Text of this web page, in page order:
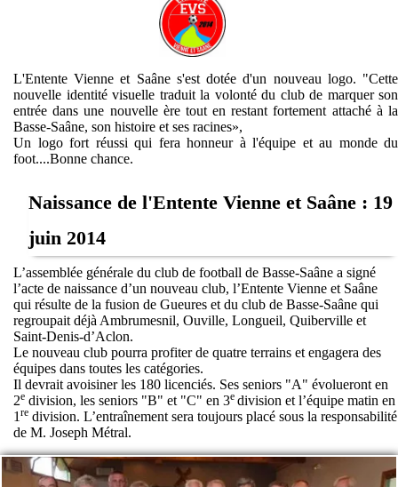
L'Entente Vienne et Saâne s'est dotée d'un nouveau logo. "Cette
nouvelle identité visuelle traduit la volonté du club de marquer son
entrée dans une nouvelle ère tout en restant fortement attaché à la
Basse-Saâne, son histoire et ses racines»,
Un logo fort réussi qui fera honneur à l'équipe et au monde du
foot....Bonne chance.
Naissance de l'Entente Vienne et Saâne : 19
juin 2014
L’assemblée générale du club de football de Basse-Saâne a signé
l’acte de naissance d’un nouveau club, l’Entente Vienne et Saâne
qui résulte de la fusion de Gueures et du club de Basse-Saâne qui
regroupait déjà Ambrumesnil, Ouville, Longueil, Quiberville et
Saint-Denis-d’Aclon.
Le nouveau club pourra profiter de quatre terrains et engagera des
équipes dans toutes les catégories.
Il devrait avoisiner les 180 licenciés. Ses seniors "A" évolueront en
2e division, les seniors "B" et "C" en 3e division et l’équipe matin en
1 re division. L’entraînement sera toujours placé sous la responsabilité
de M. Joseph Métral.